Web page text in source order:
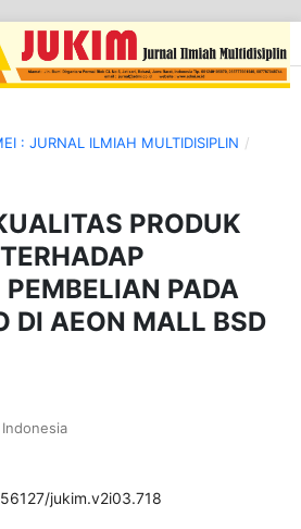
: JURNAL ILMIAH MULTIDISIPLIN /
PRODUK
PADA
DI AEON MALL BSD
jukim.v2i03.718